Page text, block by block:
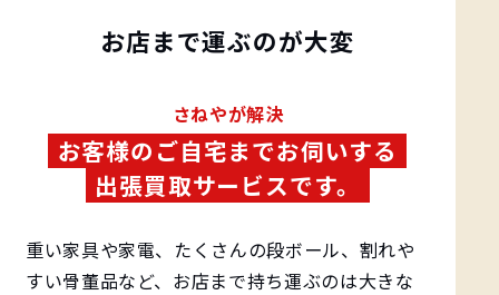
お店まで運ぶのが大変
️さねやが解決
お客様のご自宅までお伺いする
出張買取サービスです。
重い家具や家電、たくさんの段ボール、割れや
すい骨董品など、お店まで持ち運ぶのは大きな